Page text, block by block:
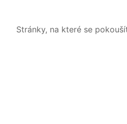
Stránky, na které se